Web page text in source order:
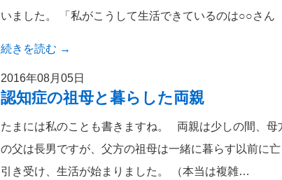
いました。 「私がこうして生活できているのは○○さん
続きを読む →
2016年08月05日
認知症の祖母と暮らした両親
たまには私のことも書きますね。 両親は少しの間、母
の父は長男ですが、父方の祖母は一緒に暮らす以前に
引き受け、生活が始まりました。 （本当は複雑…